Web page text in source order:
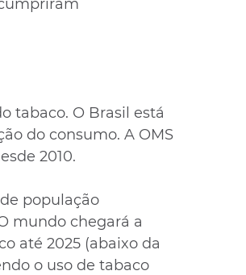
tabaco. O Brasil está
do consumo. A OMS
2010.
população
mundo chegará a
até 2025 (abaixo da
o uso de tabaco